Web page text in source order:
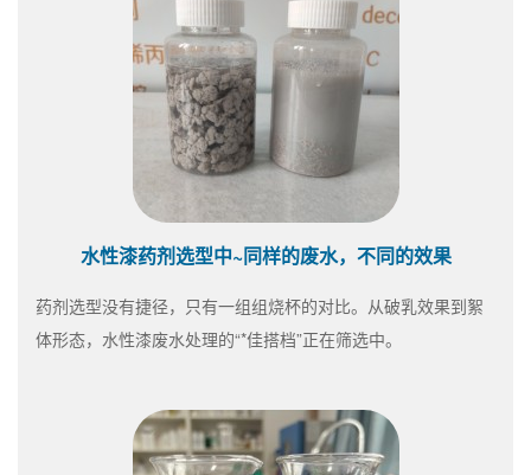
水性漆药剂选型中~同样的废水，不同的效果
药剂选型没有捷径，只有一组组烧杯的对比。从破乳效果到絮
体形态，水性漆废水处理的“*佳搭档”正在筛选中。